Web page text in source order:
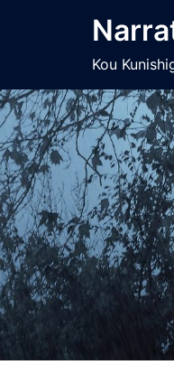
ツ
へ
ス
キ
ッ
プ
Kou